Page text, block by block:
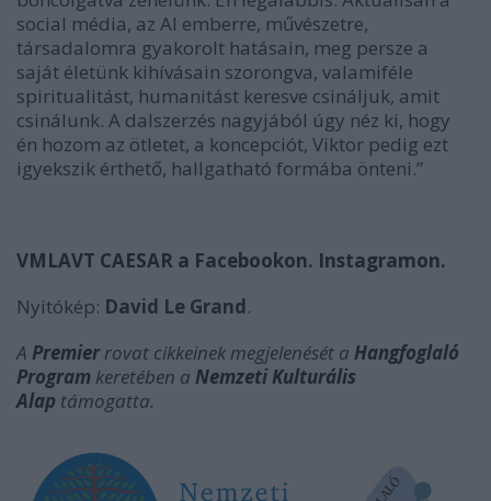
social média, az AI emberre, művészetre,
társadalomra gyakorolt hatásain, meg persze a
saját életünk kihívásain szorongva, valamiféle
spiritualitást, humanitást keresve csináljuk, amit
csinálunk. A dalszerzés nagyjából úgy néz ki, hogy
én hozom az ötletet, a koncepciót, Viktor pedig ezt
igyekszik érthető, hallgatható formába önteni.”
VMLAVT CAESAR a Facebookon. Instagramon.
Nyitókép: David Le Grand.
A Premierrovat cikkeinek megjelenését a Hangfoglaló
Program keretében a Nemzeti Kulturális
Alap támogatta.